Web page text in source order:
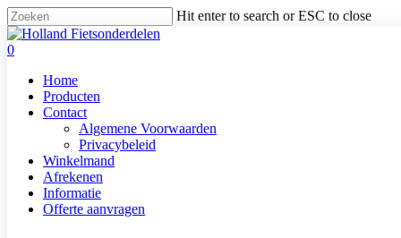
Skip
to
main
Hit enter to search or ESC to close
Close
Search
search
0
Home
Producten
Contact
Algemene Voorwaarden
Privacybeleid
Winkelmand
Afrekenen
Informatie
Offerte aanvragen